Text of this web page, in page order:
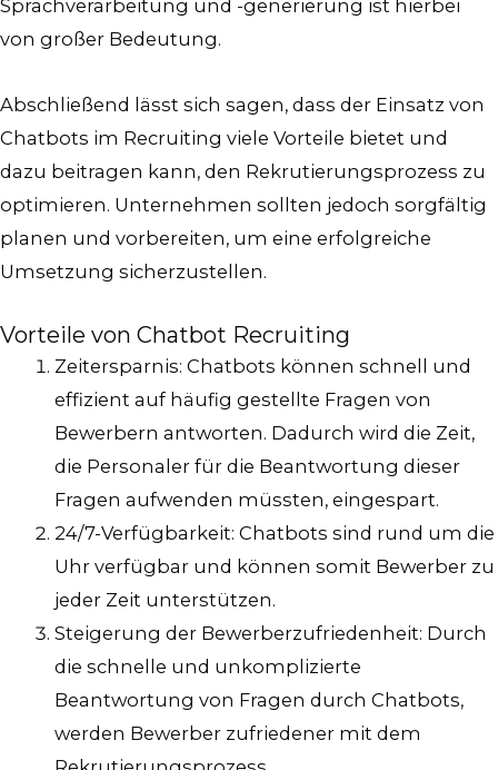
Sprachverarbeitung und -generierung ist hierbei
von großer Bedeutung.
Abschließend lässt sich sagen, dass der Einsatz von
Chatbots im Recruiting viele Vorteile bietet und
dazu beitragen kann, den Rekrutierungsprozess zu
optimieren. Unternehmen sollten jedoch sorgfältig
planen und vorbereiten, um eine erfolgreiche
Umsetzung sicherzustellen.
Vorteile von Chatbot Recruiting
Zeitersparnis: Chatbots können schnell und
effizient auf häufig gestellte Fragen von
Bewerbern antworten. Dadurch wird die Zeit,
die Personaler für die Beantwortung dieser
Fragen aufwenden müssten, eingespart.
24/7-Verfügbarkeit: Chatbots sind rund um die
Uhr verfügbar und können somit Bewerber zu
jeder Zeit unterstützen.
Steigerung der Bewerberzufriedenheit: Durch
die schnelle und unkomplizierte
Beantwortung von Fragen durch Chatbots,
werden Bewerber zufriedener mit dem